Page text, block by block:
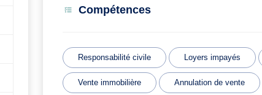
Compétences
Responsabilité civile Loyers impayés
Vente immobilière Annulation de vente